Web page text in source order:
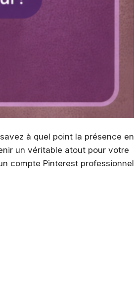
à quel point la présence en
un véritable atout pour votre
compte Pinterest professionnel